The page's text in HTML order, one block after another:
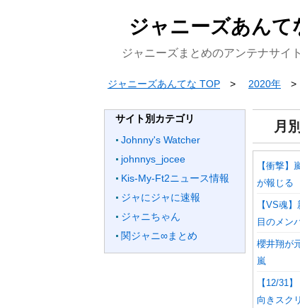
ジャニーズあんて
ジャニーズまとめのアンテナサイト
ジャニーズあんてな TOP 2020年
サイト別カテゴリ
Johnny's Watcher
johnnys_jocee
Kis-My-Ft2ニュース情報
ジャにジャに速報
ジャニちゃん
関ジャニ∞まとめ
月
【衝撃
が報じる
【VS魂
目のメン
櫻井翔が
嵐
【12/31
向きスク